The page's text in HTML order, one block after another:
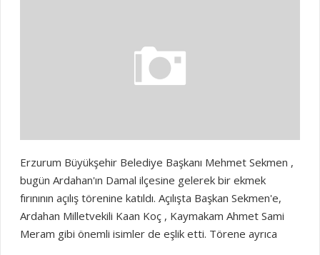
Erzurum Büyükşehir Belediye Başkanı Mehmet Sekmen ,
bugün Ardahan'ın Damal ilçesine gelerek bir ekmek
fırınının açılış törenine katıldı. Açılışta Başkan Sekmen'e,
Ardahan Milletvekili Kaan Koç , Kaymakam Ahmet Sami
Meram gibi önemli isimler de eşlik etti. Törene ayrıca